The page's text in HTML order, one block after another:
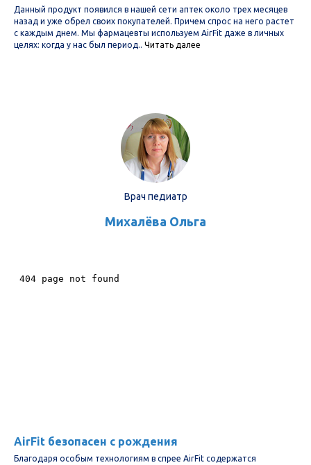
Данный продукт появился в нашей сети аптек около трех месяцев
назад и уже обрел своих покупателей. Причем спрос на него растет
с каждым днем. Мы фармацевты используем AirFit даже в личных
целях: когда у нас был период.. Читать далее
Врач педиатр
Михалёва Ольга
AirFit безопасен с рождения
Благодаря особым технологиям в спрее AirFit содержатся
Договор-
оферта
Согласие с рассылкой
Пользовательское соглашение
© LATTA, 2007 - 2025 все права защищены.
Политика конфиденциальности
Не является медицинским изделием и не